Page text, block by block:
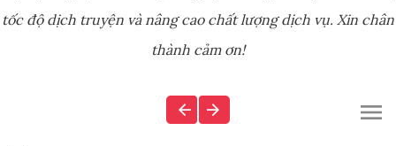
tốc độ dịch truyện và nâng cao chất lượng dịch vụ. Xin chân
thành cảm ơn!